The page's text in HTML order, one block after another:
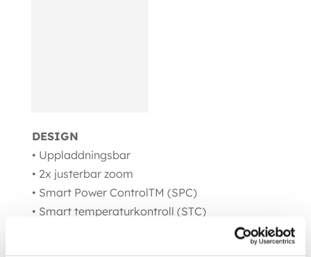
DESIGN
• Uppladdningsbar
• 2x justerbar zoom
• Smart Power ControlTM (SPC)
• Smart temperaturkontroll (STC)